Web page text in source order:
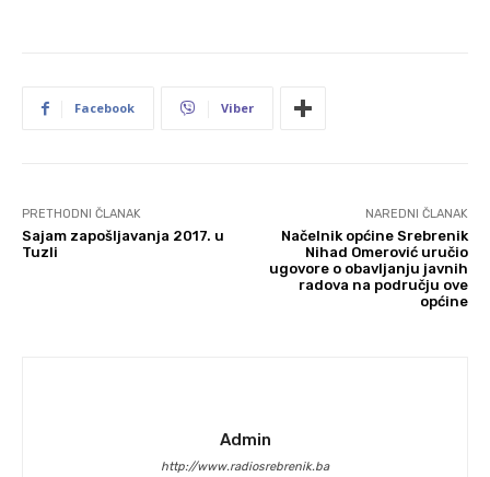
Facebook Viber
PRETHODNI ČLANAK
Sajam zapošljavanja 2017. u
Tuzli
NAREDNI ČLANAK
Načelnik općine Srebrenik
Nihad Omerović uručio
ugovore o obavljanju javnih
radova na području ove
općine
Admin
http://www.radiosrebrenik.ba